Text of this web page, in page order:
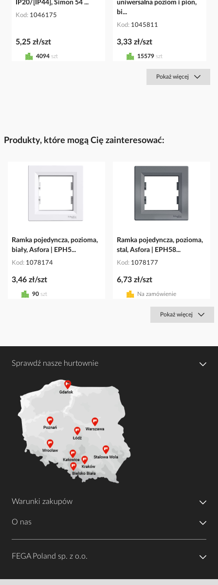
IP20/[IP44], Simon 54 ...
Kod 1046175
5,25 zł/szt
4094 szt
uniwersalna poziom i pion,
bi...
Kod 1045811
3,33 zł/szt
15579 szt
Pokaż więcej
Produkty, które mogą Cię zainteresować:
Ramka pojedyncza, pozioma,
biały, Asfora | EPH5...
Kod 1078174
3,46 zł/szt
90 szt
Ramka pojedyncza, pozioma,
stal, Asfora | EPH58...
Kod 1078177
6,73 zł/szt
Na zamówienie
Pokaż więcej
Sprawdź nasze hurtownie
Warunki zakupów
O nas
FEGA Poland sp. z o.o.